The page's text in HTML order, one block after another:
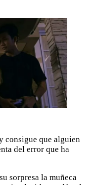
consigue que alguien
del error que ha
sorpresa la muñeca